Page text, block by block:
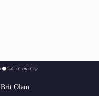
קידום אתרים בגוגל ⚫
Olam